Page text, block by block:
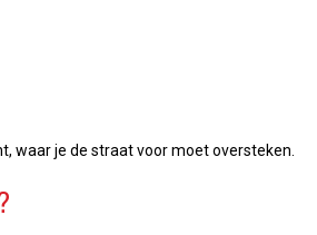
waar je de straat voor moet oversteken.